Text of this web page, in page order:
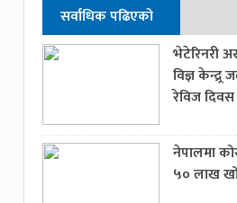
सर्वाधिक पढिएको
भेटेरिनरी
विज्ञ
रेविज दिवस
नेपालमा
५० लाख